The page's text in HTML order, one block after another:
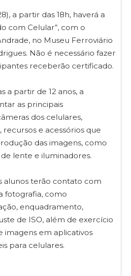
a partir das 18h, haverá a
com Celular”, com o
no Museu Ferroviário
Não é necessário fazer
receberão certificado.
a partir de 12 anos, a
as principais
dos celulares,
e acessórios que
das imagens, como
lente e iluminadores.
alunos terão contato com
fotografia, como
enquadramento,
de ISO, além de exercício
imagens em aplicativos
para celulares.